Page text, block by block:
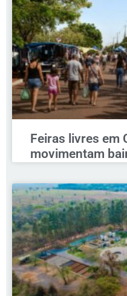
Feiras livres em
movimentam